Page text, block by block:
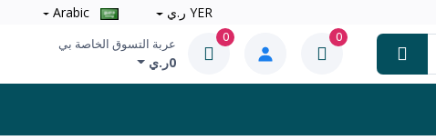
YER ر.ي
0
0 عربة التسوق الخاصة بي
0ر.ي